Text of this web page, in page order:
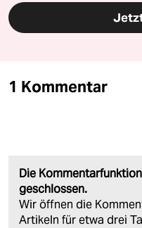
1 Kommentar
Die
geschlossen.
Wir öffnen die
Artikeln für etwa drei